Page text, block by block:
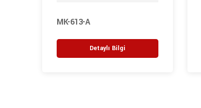
MK-613-A
Detaylı Bilgi